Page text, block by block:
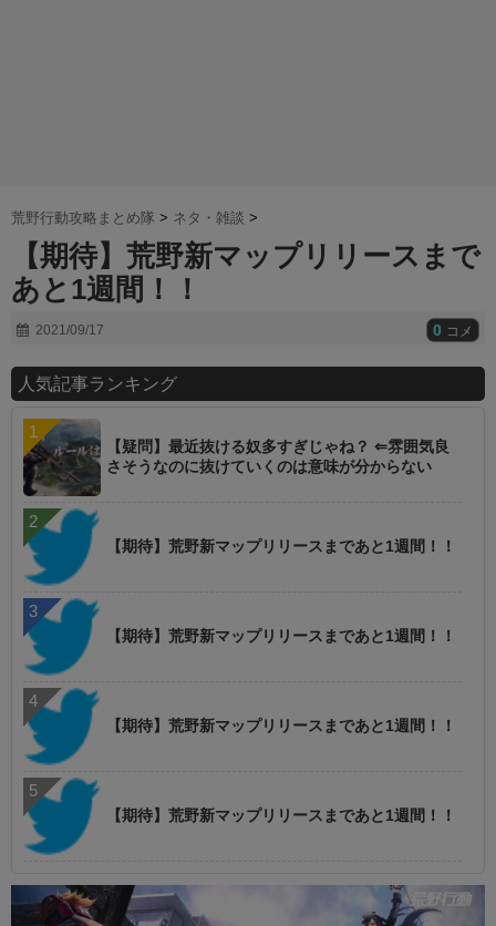
荒野行動攻略まとめ隊 > ネタ・雑談 >
【期待】荒野新マップリリースまで
あと1週間！！
2021/09/17 0 コメ
人気記事ランキング
【疑問】最近抜ける奴多すぎじゃね？ ⇐雰囲気良
さそうなのに抜けていくのは意味が分からない
【期待】荒野新マップリリースまであと1週間！！
【期待】荒野新マップリリースまであと1週間！！
【期待】荒野新マップリリースまであと1週間！！
【期待】荒野新マップリリースまであと1週間！！